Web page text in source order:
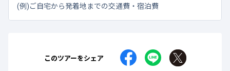
(例)ご自宅から発着地までの交通費・宿泊費
このツアーをシェア